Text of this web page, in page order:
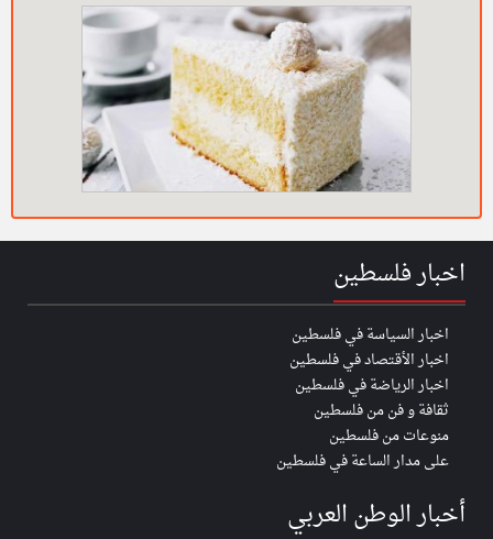
اخبار فلسطين
اخبار السياسة في فلسطين
اخبار الأقتصاد في فلسطين
اخبار الرياضة في فلسطين
ثقافة و فن من فلسطين
منوعات من فلسطين
على مدار الساعة في فلسطين
أخبار الوطن العربي